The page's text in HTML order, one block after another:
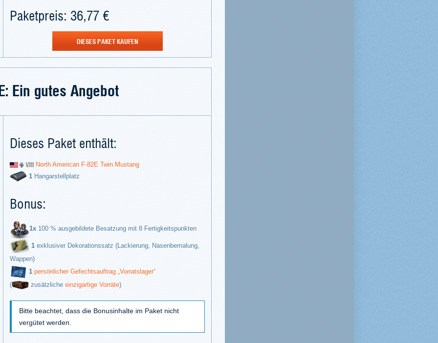
Paketpreis: 36,77 €
DIESES PAKET KAUFEN
Ein gutes Angebot
Dieses Paket enthält:
North American F-82E Twin Mustang
1 Hangarstellplatz
Bonus:
1x 100 % ausgebildete Besatzung mit 8 Fertigkeitspunkten
1 exklusiver Dekorationssatz (Lackierung, Nasenbemalung,
Wappen)
1 persönlicher Gefechtsauftrag „Vorratslager“
(
zusätzliche einzigartige Vorräte)
Bitte beachtet, dass die Bonusinhalte im Paket nicht
vergütet werden.